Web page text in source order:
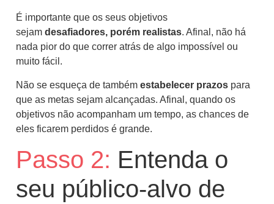
É importante que os seus objetivos
sejam desafiadores, porém realistas. Afinal, não há
nada pior do que correr atrás de algo impossível ou
muito fácil.
Não se esqueça de também estabelecer prazos para
que as metas sejam alcançadas. Afinal, quando os
objetivos não acompanham um tempo, as chances de
eles ficarem perdidos é grande.
Passo 2: Entenda o
seu público-alvo de